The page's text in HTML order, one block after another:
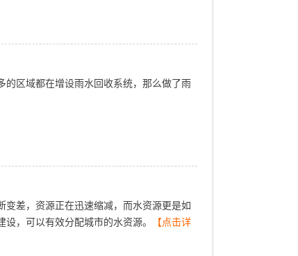
的区域都在增设雨水回收系统，那么做了雨
变差，资源正在迅速缩减，而水资源更是如
，可以有效分配城市的水资源。
【点击详